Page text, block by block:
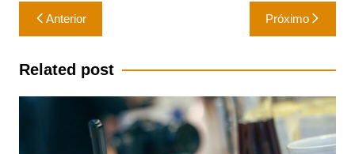
Navegação
de
Post
Anterior Próximo
Related post